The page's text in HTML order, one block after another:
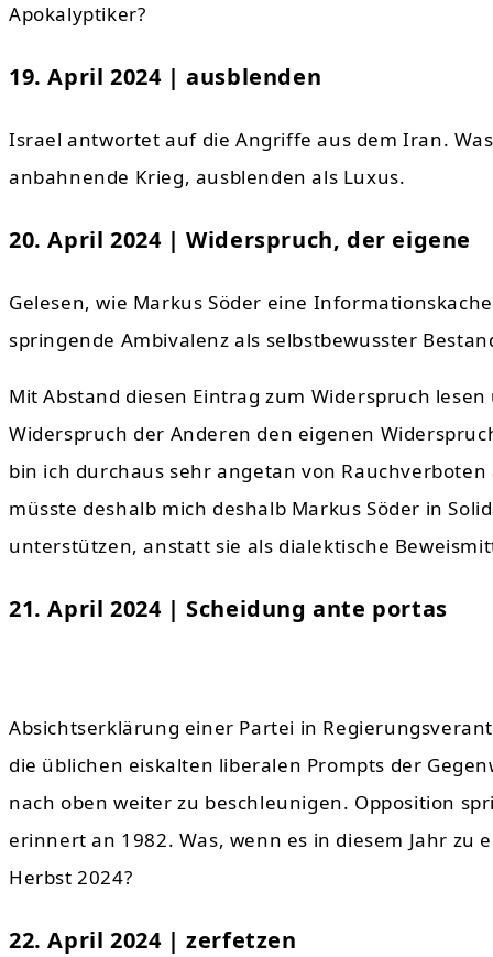
Apokalyptiker?
19. April 2024 | ausblenden
Israel antwortet auf die Angriffe aus dem Iran.
anbahnende Krieg, ausblenden als Luxus.
20. April 2024 | Widerspruch, der eigene
Gelesen, wie Markus Söder eine
springende Ambivalenz als selbstbewusster
Mit Abstand diesen Eintrag zum Widerspruch
Widerspruch der Anderen den eigenen
bin ich durchaus sehr angetan von
müsste deshalb mich deshalb Markus Söder in
unterstützen, anstatt sie als dialektische
21. April 2024 | Scheidung ante portas
Absichtserklärung einer Partei in
die üblichen eiskalten liberalen Prompts der
nach oben weiter zu beschleunigen. Opposition
erinnert an 1982. Was, wenn es in diesem Jahr zu
Herbst 2024?
22. April 2024 | zerfetzen